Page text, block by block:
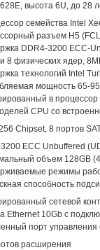
высота 6U, до 28
семейства Intel
разъем H5
DDR4-3200 ECC-
8 физических ядер,
технологий Intel
мощность 65-
в
CPU со
Chipset, 8 портов
ECC Unbuffered
объем 128GB
режимы
способность
сетевой
Ethernet 10Gb с
порт управления
расширения